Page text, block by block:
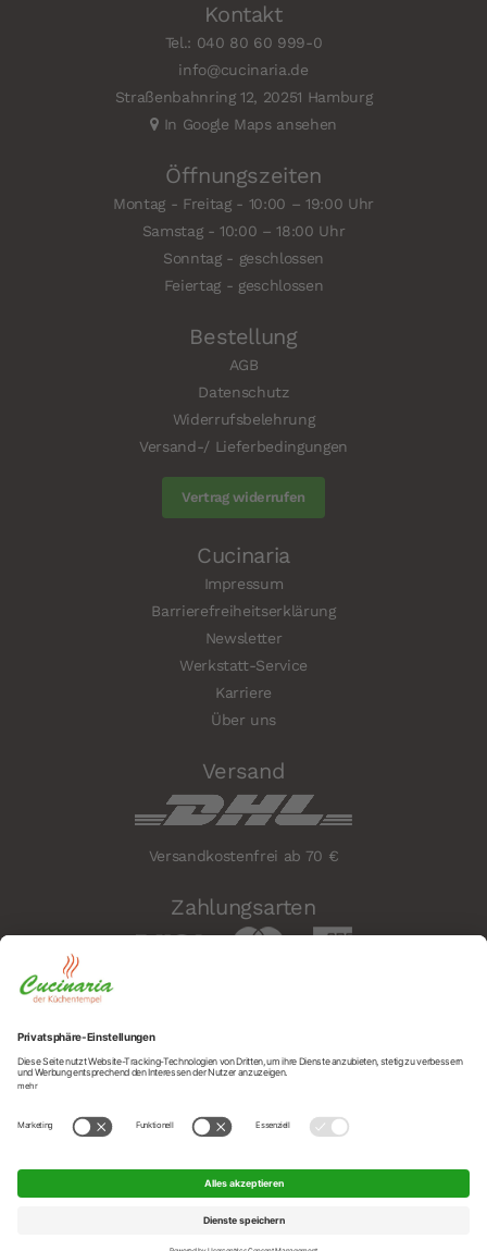
Kontakt
Tel.: 040 80 60 999-0
info@cucinaria.de
Straßenbahnring 12, 20251 Hamburg
In Google Maps ansehen
Öffnungszeiten
Montag - Freitag - 10:00 – 19:00 Uhr
Samstag - 10:00 – 18:00 Uhr
Sonntag - geschlossen
Feiertag - geschlossen
Bestellung
AGB
Datenschutz
Widerrufsbelehrung
Versand-/ Lieferbedingungen
Vertrag widerrufen
Cucinaria
Impressum
Barrierefreiheitserklärung
Newsletter
Werkstatt-Service
Karriere
Über uns
Versand
Versandkostenfrei ab 70 €
Zahlungsarten
Sicherheit
Social